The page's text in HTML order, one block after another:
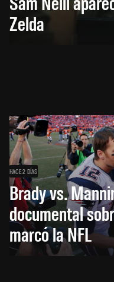
Zelda
HACE 2 DÍAS
Brady vs.
documental
marcó la NFL